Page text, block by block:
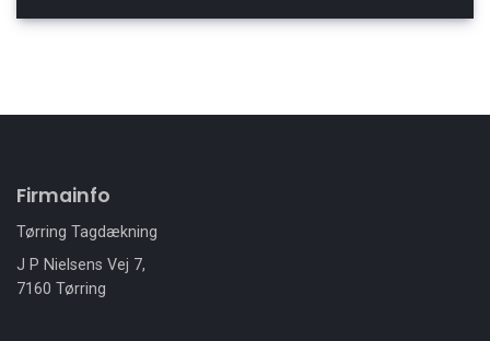
Firmainfo
Tørring Tagdækning
J P Nielsens Vej 7,
7160 Tørring